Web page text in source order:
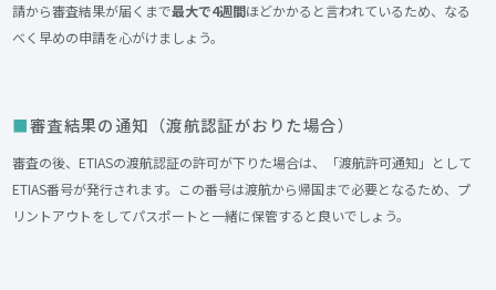
請から審査結果が届くまで最大で4週間ほどかかると言われているため、なる
べく早めの申請を心がけましょう。
審査結果の通知（渡航認証がおりた場合）
審査の後、ETIASの渡航認証の許可が下りた場合は、「渡航許可通知」として
ETIAS番号が発行されます。この番号は渡航から帰国まで必要となるため、プ
リントアウトをしてパスポートと一緒に保管すると良いでしょう。